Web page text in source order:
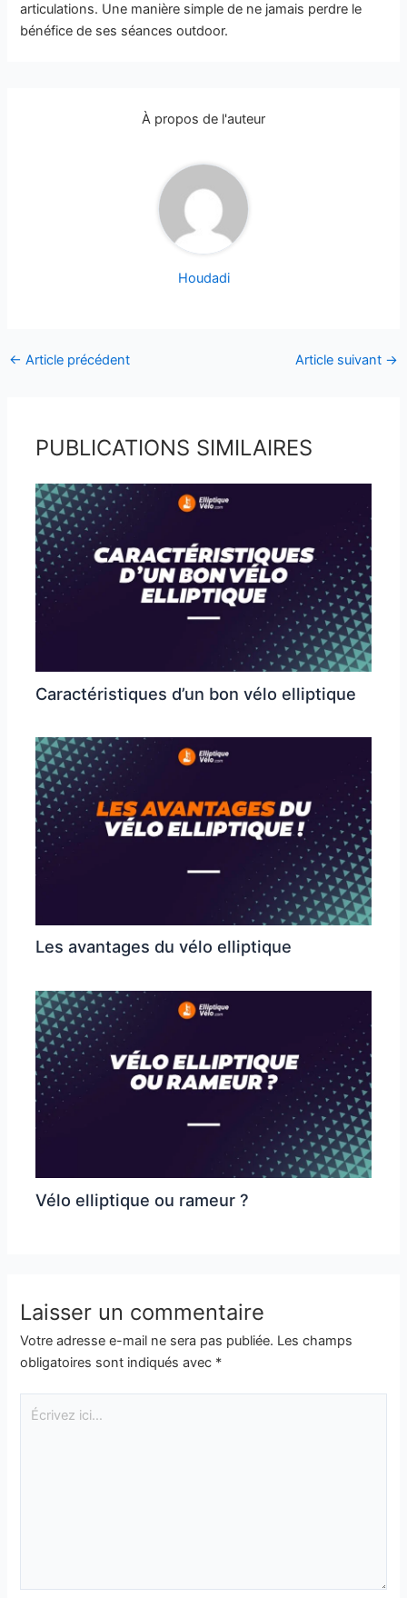
articulations. Une manière simple de ne jamais perdre le
bénéfice de ses séances outdoor.
À propos de l'auteur
Houdadi
← Article précédent Article suivant →
PUBLICATIONS SIMILAIRES
Caractéristiques d’un bon vélo elliptique
Les avantages du vélo elliptique
Vélo elliptique ou rameur ?
Laisser un commentaire
Votre adresse e-mail ne sera pas publiée. Les champs
obligatoires sont indiqués avec *
Écrivez
ici…